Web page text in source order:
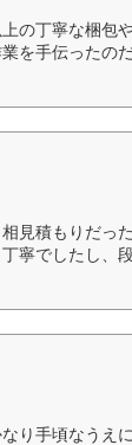
の丁寧な梱包
を手伝ったの
見積もりだっ
寧でしたし、
り手頃なうえ